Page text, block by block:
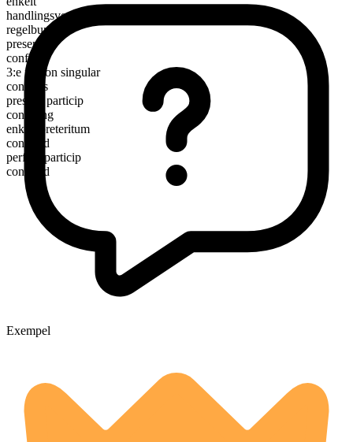
handlingsverb
regelbundet
presens
confide
3:e person singular
confides
presens particip
confiding
enkelt preteritum
confided
perfekt particip
confided
Exempel